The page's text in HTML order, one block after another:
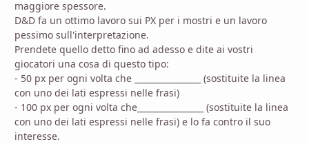
maggiore spessore.
D&D fa un ottimo lavoro sui PX per i mostri e un lavoro
pessimo sull'interpretazione.
Prendete quello detto fino ad adesso e dite ai vostri
giocatori una cosa di questo tipo:
- 50 px per ogni volta che ________________ (sostituite la linea
con uno dei lati espressi nelle frasi)
- 100 px per ogni volta che________________ (sostituite la linea
con uno dei lati espressi nelle frasi) e lo fa contro il suo
interesse.